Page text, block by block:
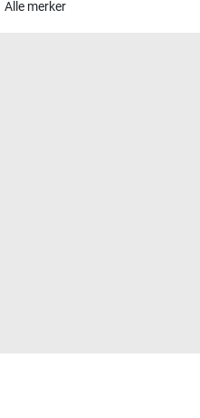
Alle merker